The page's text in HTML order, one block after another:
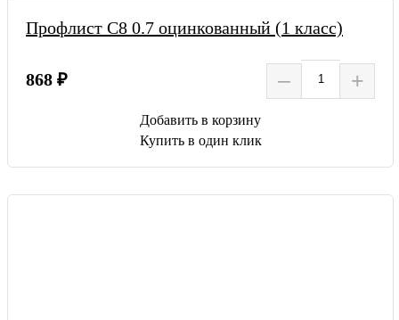
Профлист С8 0.7 оцинкованный (1 класс)
868 ₽ – +
Добавить в корзину
Купить в один клик